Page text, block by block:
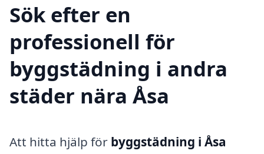
Sök efter en
professionell för
byggstädning i andra
städer nära Åsa
Att hitta hjälp för byggstädning i Åsa